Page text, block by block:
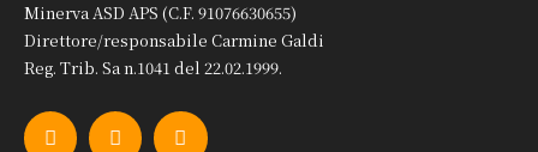
Minerva ASD APS (C.F. 91076630655)
Direttore/responsabile Carmine Galdi
Reg. Trib. Sa n.1041 del 22.02.1999.